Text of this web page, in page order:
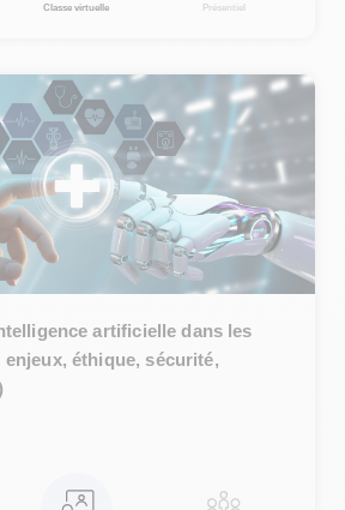
Classe virtuelle Présentiel
artificielle dans les
éthique, sécurité,